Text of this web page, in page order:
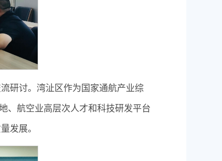
研讨。湾沚区作为国家通航产业综
、航空业高层次人才和科技研发平台
发展。